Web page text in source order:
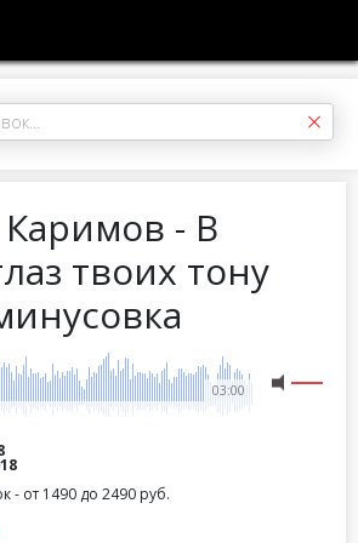
- В
твоих тону
03:00
- от 1490 до 2490 руб.